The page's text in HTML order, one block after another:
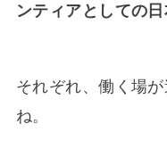
ンティアとしての
それぞれ、働く場
ね。